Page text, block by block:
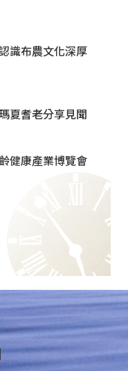
識布農文化深厚
夏耆老分享見聞
健康產業博覽會